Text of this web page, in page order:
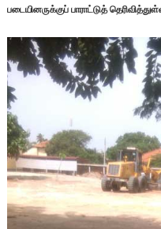
படையினருக்குப் பாராட்டுத்